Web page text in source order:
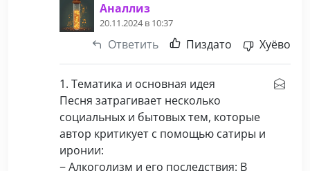
Аналлиз
20.11.2024 в 10:37
Ответить Пиздато Хуёво
1. Тематика и основная идея
Песня затрагивает несколько
социальных и бытовых тем, которые
автор критикует с помощью сатиры и
иронии:
− Алкоголизм и его последствия: В